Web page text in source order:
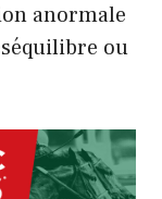
anormale
ou